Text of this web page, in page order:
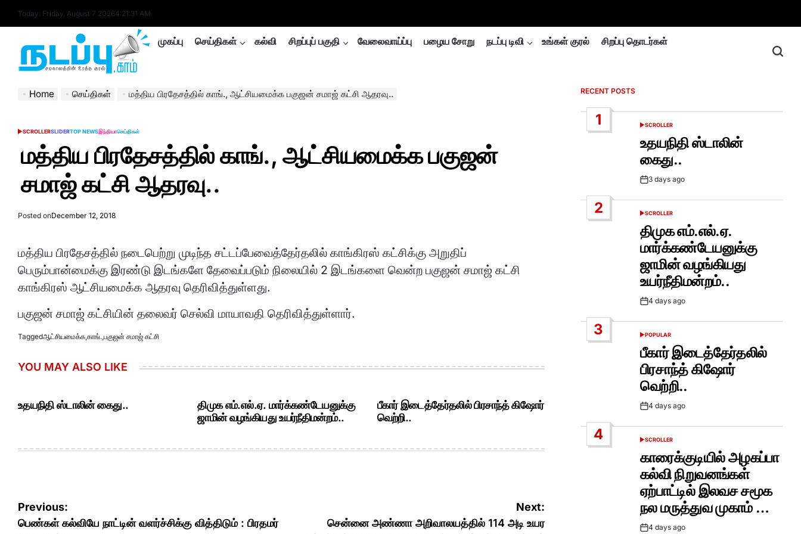
Today: Friday, August 7 20264:21:31 AM
nadappu.com
முகப்பு செய்திகள் கல்வி சிறப்புப் பகுதி வேலைவாய்ப்பு பழைய சோறு நடப்பு டிவி உங்கள் குரல் சிறப்பு தொடர்கள்
Home செய்திகள் மத்திய பிரதேசத்தில் காங்., ஆட்சியமைக்க பகுஜன் சமாஜ் கட்சி ஆதரவு..
POSTED
SCROLLERSLIDERTOP NEWSஇந்தியாசெய்திகள்
மத்திய பிரதேசத்தில் காங்., ஆட்சியமைக்க பகுஜன்
சமாஜ் கட்சி ஆதரவு..
Posted onDecember 12, 2018
மத்திய பிரதேசத்தில் நடைபெற்று முடிந்த சட்டப்பேவைத்தேர்தலில் காங்கிரஸ் கட்சிக்கு அறுதிப்
பெரும்பான்மைக்கு இரண்டு இடங்களே தேவைப்படும் நிலையில் 2 இடங்களை வென்ற பகுஜன் சமாஜ் கட்சி
காங்கிரஸ் ஆட்சியமைக்க ஆதரவு தெரிவித்துள்ளது.
பகுஜன் சமாஜ் கட்சியின் தலைவர் செல்வி மாயாவதி தெரிவித்துள்ளார்.
Taggedஆட்சியமைக்க,காங்.,பகுஜன் சமாஜ் கட்சி
YOU MAY ALSO LIKE
உதயநிதி ஸ்டாலின் கைது..
திமுக எம்.எல்.ஏ. மார்க்கண்டேயனுக்கு
ஜாமின் வழங்கியது உயர்நீதிமன்றம்..
பீகார் இடைத்தேர்தலில் பிரசாந்த் கிஷோர்
வெற்றி..
Post
navigation
Previous:
பெண்கள் கல்வியே நாட்டின் வளர்ச்சிக்கு வித்திடும் : பிரதமர்
Next:
சென்னை அண்ணா அறிவாலயத்தில் 114 அடி உயர
RECENT POSTS
1
POSTED
SCROLLER
உதயநிதி ஸ்டாலின்
கைது..
Post3 days ago
2
POSTED
SCROLLER
திமுக எம்.எல்.ஏ.
மார்க்கண்டேயனுக்கு
ஜாமின் வழங்கியது
உயர்நீதிமன்றம்..
Post4 days ago
3
POSTED
POPULAR
பீகார் இடைத்தேர்தலில்
பிரசாந்த் கிஷோர்
வெற்றி..
Post4 days ago
4
POSTED
SCROLLER
காரைக்குடியில் அழகப்பா
கல்வி நிறுவனங்கள்
ஏற்பாட்டில் இலவச சமூக
நல மருத்துவ முகாம் …
Post4 days ago